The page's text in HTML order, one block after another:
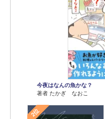
今夜はなんの魚かな？
著者 たかぎ なおこ
2位